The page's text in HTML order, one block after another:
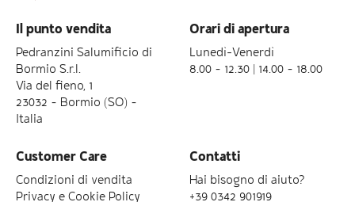
Il punto vendita
Pedranzini Salumificio di
Bormio S.r.l.
Via del fieno, 1
23032 – Bormio (SO) –
Italia
Orari di apertura
Lunedì-Venerdì
8.00 – 12.30 | 14.00 – 18.00
Customer Care
Condizioni di vendita
Privacy e Cookie Policy
Contatti
Hai bisogno di aiuto?
+39 0342 901919